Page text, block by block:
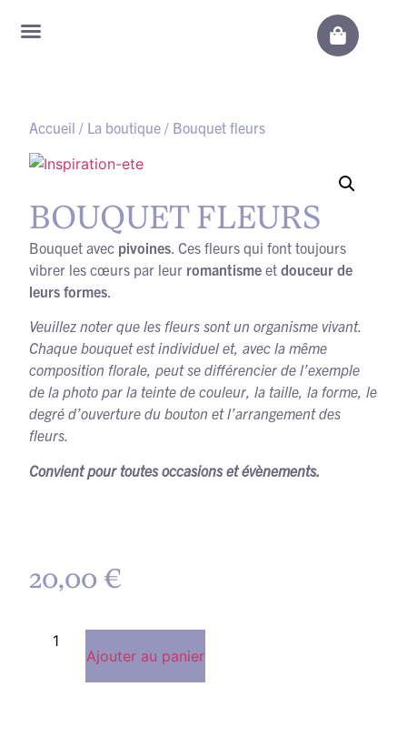
Accueil / La boutique / Bouquet fleurs
BOUQUET FLEURS
Bouquet avec pivoines. Ces fleurs qui font toujours
vibrer les cœurs par leur romantisme et douceur de
leurs formes.
Veuillez noter que les fleurs sont un organisme vivant.
Chaque bouquet est individuel et, avec la même
composition florale, peut se différencier de l’exemple
de la photo par la teinte de couleur, la taille, la forme, le
degré d’ouverture du bouton et l’arrangement des
fleurs.
Convient pour toutes occasions et évènements.
20,00 €
Ajouter au panier